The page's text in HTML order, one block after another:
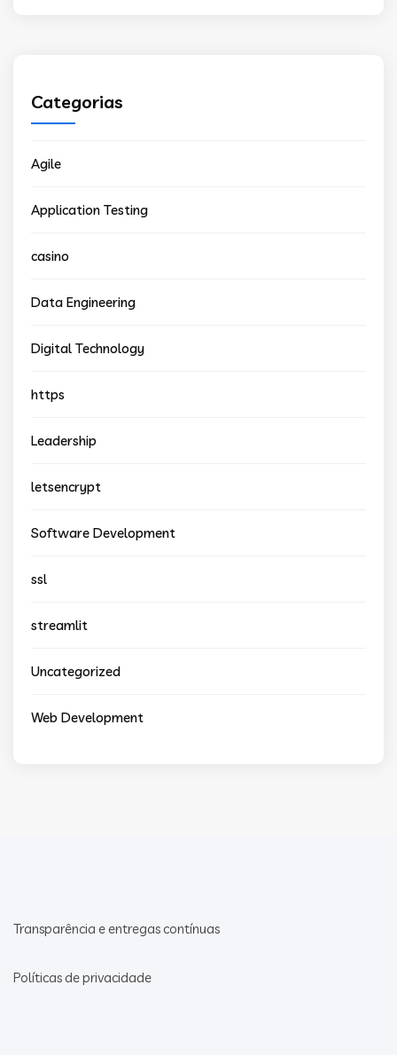
Categorias
Agile
Application Testing
casino
Data Engineering
Digital Technology
https
Leadership
letsencrypt
Software Development
ssl
streamlit
Uncategorized
Web Development
Transparência e entregas contínuas
Políticas de privacidade